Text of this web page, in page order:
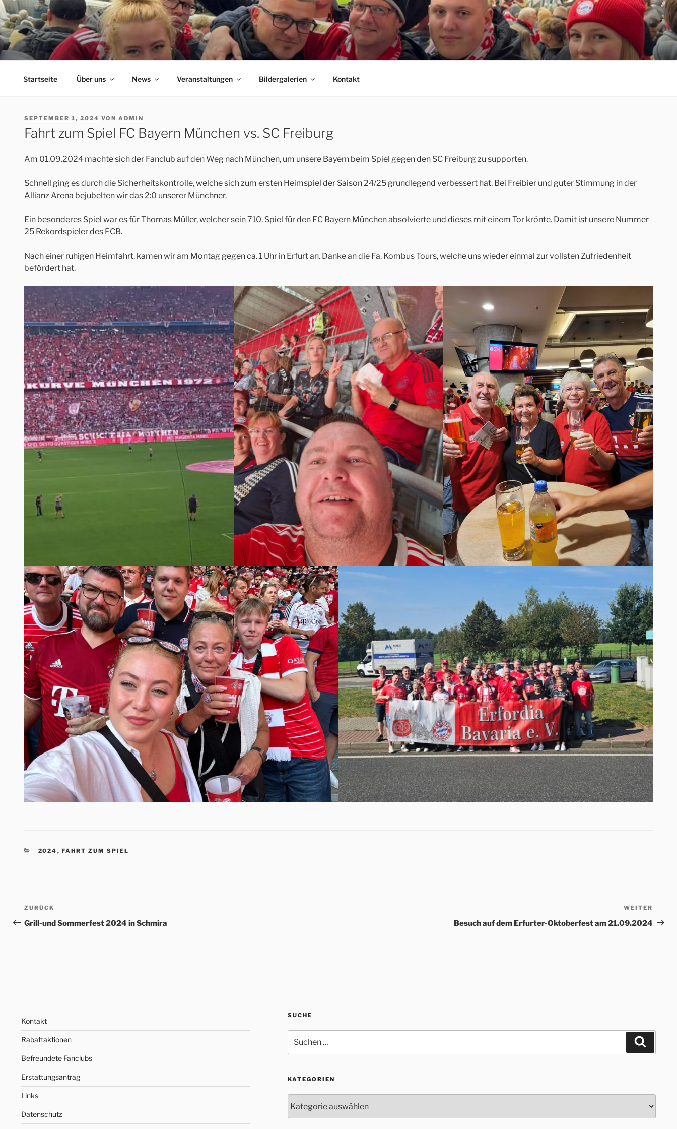
Zum
Inhalt
springen
ERFORDIA BAVARIA E.V.
Herzlich Willkommen auf der Homepage des Erfurter FC Bayern München Fanclubs Erfordia Bavaria e.V.
Startseite Über uns News Veranstaltungen Bildergalerien Kontakt
VERÖFFENTLICHT
AM
SEPTEMBER 1, 2024 VON ADMIN
Fahrt zum Spiel FC Bayern München vs. SC Freiburg
Am 01.09.2024 machte sich der Fanclub auf den Weg nach München, um unsere Bayern beim Spiel gegen den SC Freiburg zu supporten.
Schnell ging es durch die Sicherheitskontrolle, welche sich zum ersten Heimspiel der Saison 24/25 grundlegend verbessert hat. Bei Freibier und guter Stimmung in der
Allianz Arena bejubelten wir das 2:0 unserer Münchner.
Ein besonderes Spiel war es für Thomas Müller, welcher sein 710. Spiel für den FC Bayern München absolvierte und dieses mit einem Tor krönte. Damit ist unsere Nummer
25 Rekordspieler des FCB.
Nach einer ruhigen Heimfahrt, kamen wir am Montag gegen ca. 1 Uhr in Erfurt an. Danke an die Fa. Kombus Tours, welche uns wieder einmal zur vollsten Zufriedenheit
befördert hat.
KATEGORIEN
2024 , FAHRT ZUM SPIEL
Beitrags-
Navigation
Vorheriger
Beitrag
ZURÜCK
Grill-und Sommerfest 2024 in Schmira
WEITER
Besuch auf dem Erfurter-Oktoberfest am 21.09.2024
Kontakt
Rabattaktionen
Befreundete Fanclubs
Erstattungsantrag
Links
Datenschutz
SUCHE
nach:
KATEGORIEN